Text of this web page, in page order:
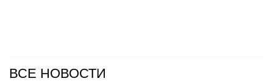
ВСЕ НОВОСТИ